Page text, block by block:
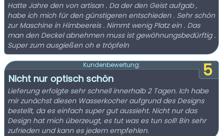
Hatte Jahre den von artisan . Da der den Geist aufgab ,
habe ich mich für den günstigeren entschieden . Sehr schön
zur Maschine in Himbeereis . Nimmt wenig Platz ein . Das
man den Deckel abnehmen muss ist gewöhnungsbedürftig .
Super zum ausgießen oh e tröpfeln
5
Kundenbewertung:
Nicht nur optisch schön
Lieferung erfolgte sehr schnell innerhalb 2 Tagen. Ich habe
mir zunächst diesen Wasserkocher aufgrund des Designs
bestellt, da es einfach super gut aussieht. Nicht nur das
Design hat mich überzeugt, es tut was es tun soll! Bin sehr
zufrieden und kann es jedem empfehlen.